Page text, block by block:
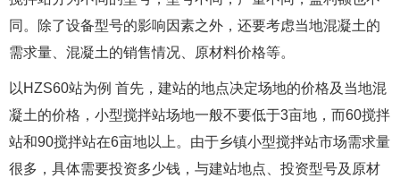
同。除了设备型号的影响因素之外，还要考虑当地混凝土的
需求量、混凝土的销售情况、原材料价格等。
以HZS60站为例 首先，建站的地点决定场地的价格及当地混
凝土的价格，小型搅拌站场地一般不要低于3亩地，而60搅拌
站和90搅拌站在6亩地以上。由于乡镇小型搅拌站市场需求量
很多，具体需要投资多少钱，与建站地点、投资型号及原材